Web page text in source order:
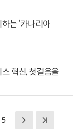
는 ‘카나리아
혁신, 첫걸음을
5